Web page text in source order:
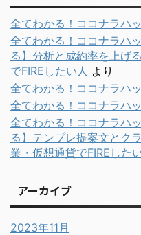
全てわかる！ココナラハ
全てわかる！ココナラハ
る】分析と成約率を上げ
でFIREしたい人 より
全てわかる！ココナラハ
全てわかる！ココナラハ
全てわかる！ココナラハ
る】テンプレ提案文とク
業・仮想通貨でFIREした
アーカイブ
2023年11月